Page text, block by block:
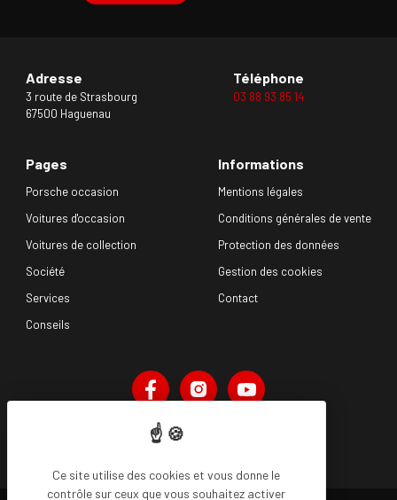
Ce site utilise des cookies et vous donne le
contrôle sur ceux que vous souhaitez activer
Adresse
3 route de Strasbourg
67500 Haguenau
Téléphone
03 88 93 85 14
Pages
Porsche occasion
Voitures d'occasion
Voitures de collection
Société
Services
Conseils
Informations
Mentions légales
Conditions générales de vente
Protection des données
Gestion des cookies
Contact